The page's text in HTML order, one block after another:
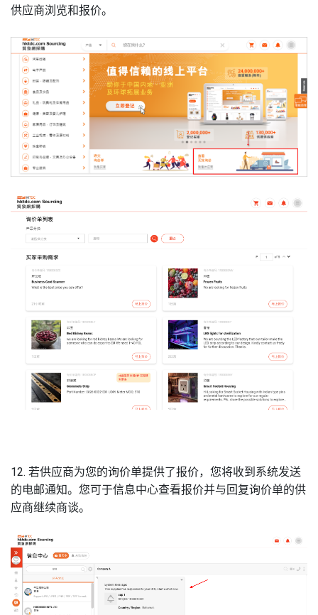
供应商浏览和报价。
12. 若供应商为您的询价单提供了报价，您将收到系统发送
的电邮通知。您可于信息中心查看报价并与回复询价单的供
应商继续商谈。